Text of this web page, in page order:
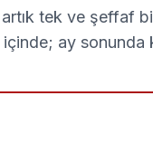
tek ve şeffaf
ay sonunda